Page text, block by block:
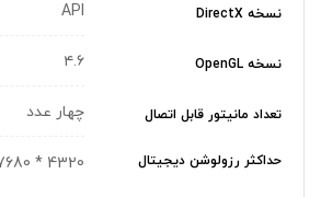
نسخه DirectX API
نسخه OpenGL ۴.۶
تعداد مانیتور قابل اتصال چهار عدد
حداکثر رزولوشن دیجیتال 4320 * 7680